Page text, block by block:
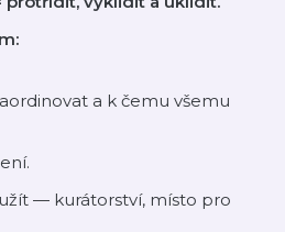
a k čemu všemu
— kurátorství, místo pro